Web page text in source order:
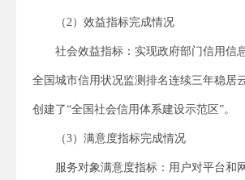
（2）效益指标完成情况
社会效益指标：实现政府部门信用信
全国城市信用状况监测排名连续三年稳居
创建了“全国社会信用体系建设示范区”。
（3）满意度指标完成情况
服务对象满意度指标：用户对平台和